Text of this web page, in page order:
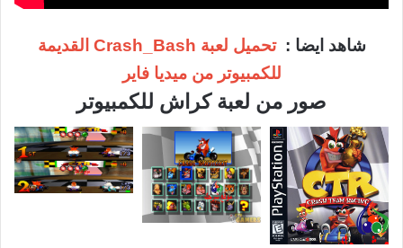
شاهد ايضا :
تحميل لعبة Crash_Bash القديمة
للكمبيوتر من ميديا فاير
صور من لعبة كراش للكمبيوتر